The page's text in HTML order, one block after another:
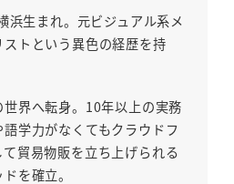
浜生まれ。元ビジュアル系メ
トという異色の経歴を持
界へ転身。10年以上の実務
学力がなくてもクラウドフ
貿易物販を立ち上げられる
を確立。